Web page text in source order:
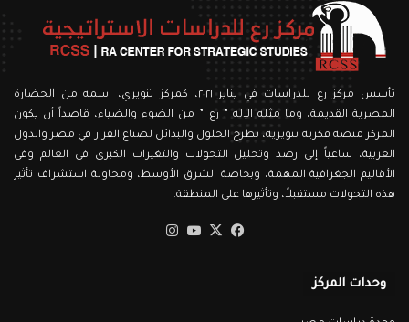
تأسس مركز رع للدراسات في يناير ٢٠٢١، كمركز تنويري، اسمه من الحضارة
المصرية القديمة، وما مثله الإله ” رع ” من الضوء والضياء، قاصداً أن يكون
المركز منصة فكرية تنويرية، تطرح الحلول والبدائل لصناع القرار في مصر والدول
العربية، ساعياً إلى رصد وتحليل التحولات والتغيرات الكبرى في العالم وفي
الأقاليم الجغرافية المهمة، وبخاصة الشرق الأوسط، ومحاولة استشراف تأثير
هذه التحولات مستقبلاً، وتأثيرها على المنطقة.
فيسبوك
‫X
‫YouTube
وحدات المركز